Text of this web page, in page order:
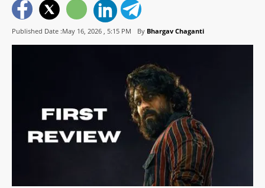
Published Date :May 16, 2026 , 5:15 PM By Bhargav Chaganti